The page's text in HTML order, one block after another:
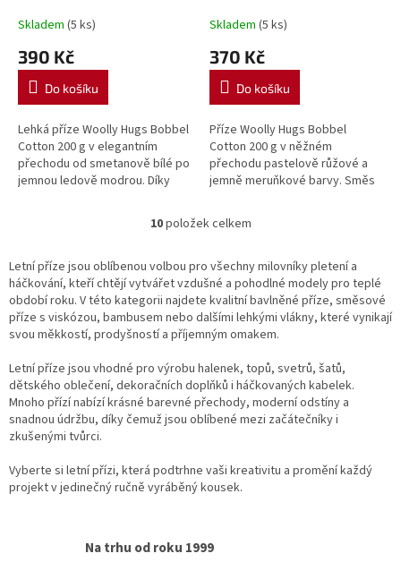
bavlněná příze s bílo-
Skladem (5 ks)
390 Kč
Do košíku
Lehká příze Woolly Hugs Bobbel
Cotton 200 g v elegantním
přechodu od smetanově bílé po
jemnou ledově modrou. Díky
polyakrylu je ideální pro pletení
s jemným růžovo-
Skladem (5 ks)
370 Kč
Do košíku
Příze Woolly Hugs Bobbel
Cotton 200 g v něžném
přechodu pastelově růžové a
jemně meruňkové barvy. Směs
pletení i háčkování letních
šátků,...
O
l
á
d
a
c
p
r
v
k
ý
p
10položek celkem
Letní příze jsou oblíbenou volbou pro všechny milovníky pletení a
háčkování, kteří chtějí vytvářet vzdušné a pohodlné modely pro teplé
období roku. V této kategorii najdete kvalitní bavlněné příze, směsové
příze s viskózou, bambusem nebo dalšími lehkými vlákny, které vynikají
svou měkkostí, prodyšností a příjemným omakem.
Letní příze jsou vhodné pro výrobu halenek, topů, svetrů, šatů,
dětského oblečení, dekoračních doplňků i háčkovaných kabelek.
Mnoho přízí nabízí krásné barevné přechody, moderní odstíny a
snadnou údržbu, díky čemuž jsou oblíbené mezi začátečníky i
zkušenými tvůrci.
Vyberte si letní přízi, která podtrhne vaši kreativitu a promění každý
projekt v jedinečný ručně vyráběný kousek.
Na trhu od roku 1999